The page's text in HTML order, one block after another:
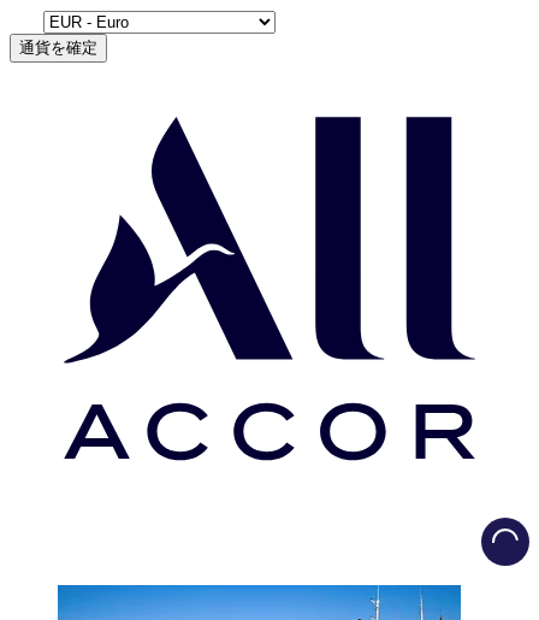
通貨を確定